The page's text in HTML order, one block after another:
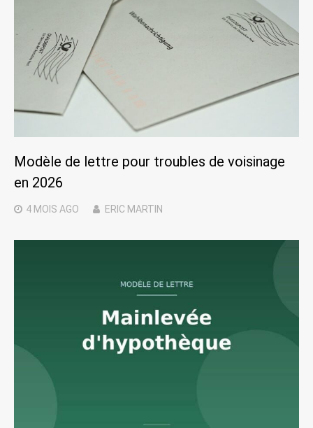
Modèle de lettre pour troubles de voisinage
en 2026
4 MOIS AGO ERIC MARTIN